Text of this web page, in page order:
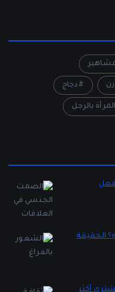
دجاج
بالرجل
الحقيقة
أكثر